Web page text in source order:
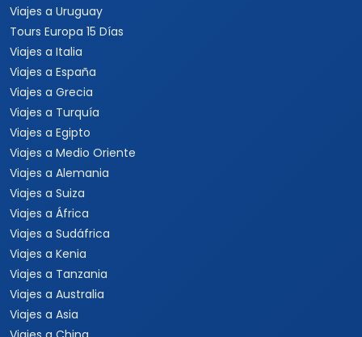
Viajes a Uruguay
Tours Europa 15 Días
Viajes a Italia
Viajes a España
Viajes a Grecia
Viajes a Turquía
Viajes a Egipto
Viajes a Medio Oriente
Viajes a Alemania
Viajes a Suiza
Viajes a África
Viajes a Sudáfrica
Viajes a Kenia
Viajes a Tanzania
Viajes a Australia
Viajes a Asia